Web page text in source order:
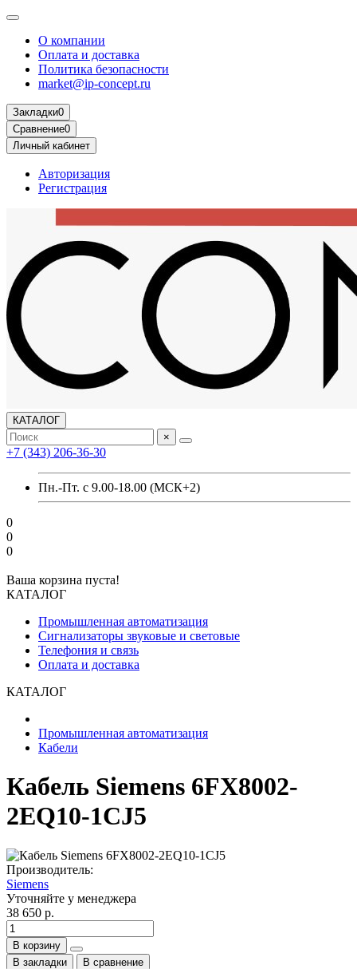
О компании
Оплата и доставка
Политика безопасности
market@ip-concept.ru
Закладки0
Сравнение0
Личный кабинет
Авторизация
Регистрация
КАТАЛОГ
×
+7 (343) 206-36-30
Пн.-Пт. с 9.00-18.00 (МСК+2)
0
0
0
Ваша корзина пуста!
КАТАЛОГ
Промышленная автоматизация
Сигнализаторы звуковые и световые
Телефония и связь
Оплата и доставка
КАТАЛОГ
Промышленная автоматизация
Кабели
Кабель Siemens 6FX8002-
2EQ10-1CJ5
Производитель:
Siemens
Уточняйте у менеджера
38 650 р.
В корзину
В закладки
В сравнение